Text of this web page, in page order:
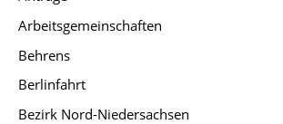
Arbeitsgemeinschaften
Behrens
Berlinfahrt
Bezirk Nord-Niedersachsen